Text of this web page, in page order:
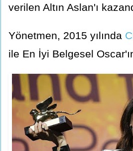
verilen Altın Aslan'ı
Yönetmen, 2015 yılında
ile En İyi Belgesel